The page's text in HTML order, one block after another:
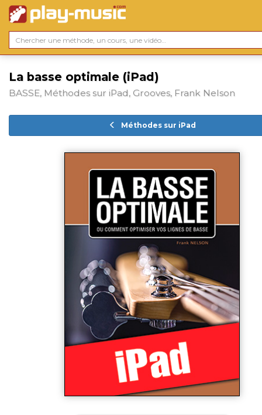
La basse optimale (iPad)
BASSE, Méthodes sur iPad, Grooves, Frank Nelson
Méthodes sur iPad